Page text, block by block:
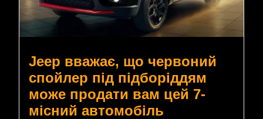
Jeep вважає, що червоний
спойлер під підборіддям
може продати вам цей 7-
місний автомобіль